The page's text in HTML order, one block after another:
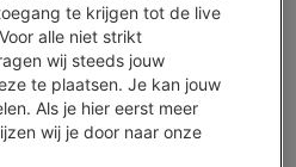
van de winkel
te krijgen tot de live
alle niet strikt
wij steeds jouw
te plaatsen. Je kan jouw
Als je hier eerst meer
wij je door naar onze